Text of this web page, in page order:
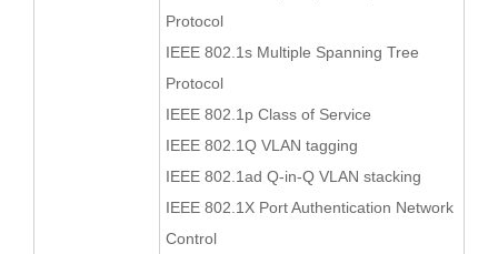
Protocol
IEEE 802.1s Multiple Spanning Tree
Protocol
IEEE 802.1p Class of Service
IEEE 802.1Q VLAN tagging
IEEE 802.1ad Q-in-Q VLAN stacking
IEEE 802.1X Port Authentication Network
Control